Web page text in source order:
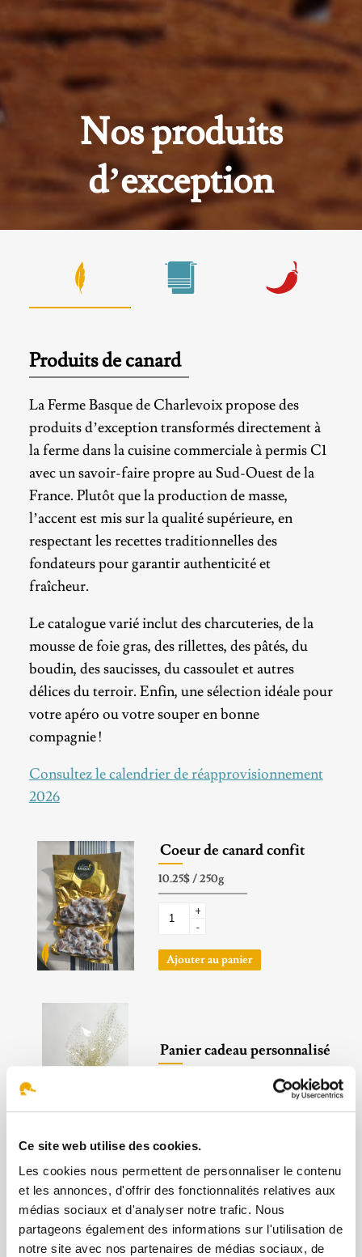
Ce site web utilise des cookies.
Les cookies nous permettent de personnaliser le contenu
et les annonces, d'offrir des fonctionnalités relatives aux
médias sociaux et d'analyser notre trafic. Nous
partageons également des informations sur l'utilisation de
notre site avec nos partenaires de médias sociaux, de
Nos produits
d’exception
Produits de canard
La Ferme Basque de Charlevoix propose des
produits d’exception transformés directement à
la ferme dans la cuisine commerciale à permis C1
avec un savoir-faire propre au Sud-Ouest de la
France. Plutôt que la production de masse,
l’accent est mis sur la qualité supérieure, en
respectant les recettes traditionnelles des
fondateurs pour garantir authenticité et
fraîcheur.
Le catalogue varié inclut des charcuteries, de la
mousse de foie gras, des rillettes, des pâtés, du
boudin, des saucisses, du cassoulet et autres
délices du terroir. Enfin, une sélectionidéale pour
votre apéro ouvotre souperen bonne
compagnie !
Consultez le calendrier de réapprovisionnement
2026
Coeur de canard confit
+
-
Ajouter au panier
Panier cadeau personnalisé
Carcasse de canard